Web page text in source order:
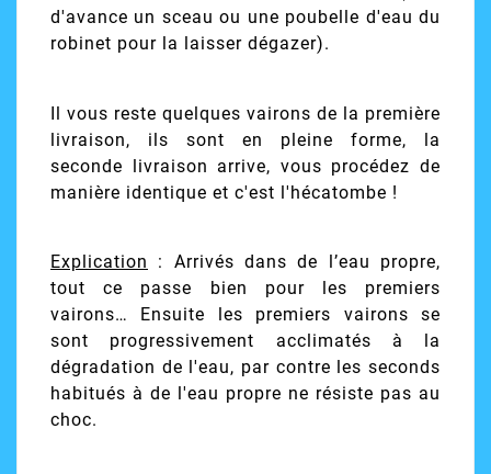
d'avance un sceau ou une poubelle d'eau du
robinet pour la laisser dégazer).
Il vous reste quelques vairons de la première
livraison, ils sont en pleine forme, la
seconde livraison arrive, vous procédez de
manière identique et c'est l'hécatombe !
Explication
: Arrivés dans de l’eau propre,
tout ce passe bien pour les premiers
vairons… Ensuite les premiers vairons se
sont progressivement acclimatés à la
dégradation de l'eau, par contre les seconds
habitués à de l'eau propre ne résiste pas au
choc.